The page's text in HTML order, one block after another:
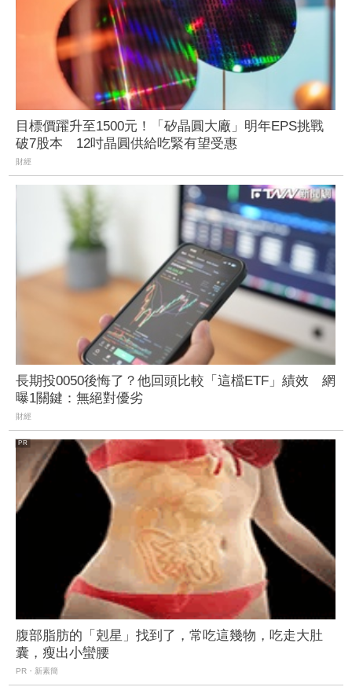
目標價躍升至1500元！「矽晶圓大廠」明年EPS挑戰
破7股本 12吋晶圓供給吃緊有望受惠
財經
長期投0050後悔了？他回頭比較「這檔ETF」績效 網
曝1關鍵：無絕對優劣
財經
腹部脂肪的「剋星」找到了，常吃這幾物，吃走大肚
囊，瘦出小蠻腰
PR・新素簡